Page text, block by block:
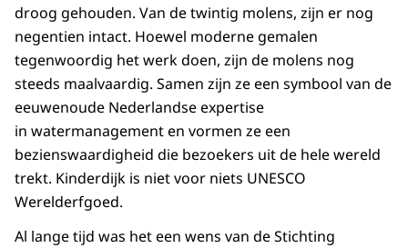
droog gehouden. Van de twintig molens, zijn er nog
negentien intact. Hoewel moderne gemalen
tegenwoordig het werk doen, zijn de molens nog
steeds maalvaardig. Samen zijn ze een symbool van de
eeuwenoude Nederlandse expertise
in watermanagement en vormen ze een
bezienswaardigheid die bezoekers uit de hele wereld
trekt. Kinderdijk is niet voor niets UNESCO
Werelderfgoed.
Al lange tijd was het een wens van de Stichting